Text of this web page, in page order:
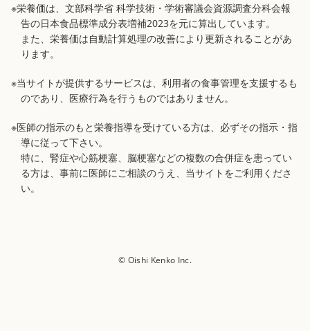
※栄養価は、文部科学省 科学技術・学術審議会資源調査分科会報
告の日本食品標準成分表増補2023を元に算出しています。
また、栄養価は自動計算処理の改善により更新されることがあ
ります。
※当サイトが提供するサービスは、利用者の食事管理を支援するも
のであり、医療行為を行うものではありません。
※医師の指示のもと栄養指導を受けている方は、必ずその指示・指
導に従って下さい。
特に、腎症や心筋梗塞、脳梗塞などの複数の合併症を患ってい
る方は、事前に医師にご相談のうえ、当サイトをご利用くださ
い。
© Oishi Kenko Inc.